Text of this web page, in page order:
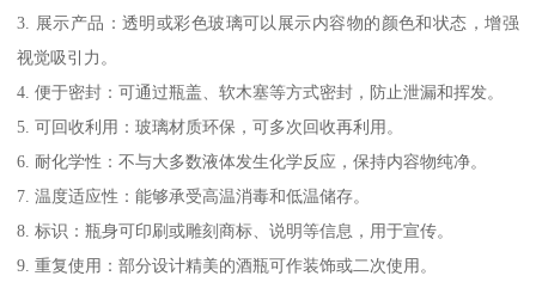
3. 展示产品：透明或彩色玻璃可以展示内容物的颜色和状态，增强
视觉吸引力。
4. 便于密封：可通过瓶盖、软木塞等方式密封，防止泄漏和挥发。
5. 可回收利用：玻璃材质环保，可多次回收再利用。
6. 耐化学性：不与大多数液体发生化学反应，保持内容物纯净。
7. 温度适应性：能够承受高温消毒和低温储存。
8. 标识：瓶身可印刷或雕刻商标、说明等信息，用于宣传。
9. 重复使用：部分设计精美的酒瓶可作装饰或二次使用。